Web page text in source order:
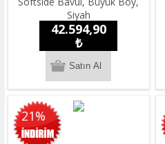
Siyah
42.594,90
₺
21%